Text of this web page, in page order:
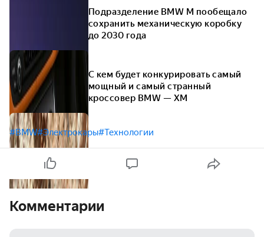
Подразделение BMW М пообещало
сохранить механическую коробку
до 2030 года
С кем будет конкурировать самый
мощный и самый странный
кроссовер BMW — XM
#BMW#Электрокары#Технологии
Комментарии